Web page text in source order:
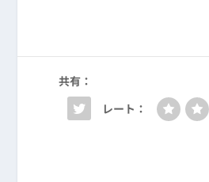
共有：
レート：